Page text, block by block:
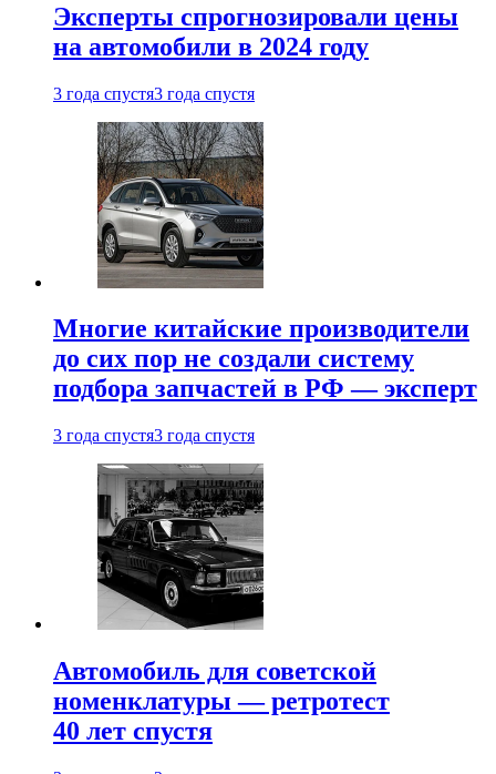
Эксперты спрогнозировали цены
на автомобили в 2024 году
3 года спустя3 года спустя
Многие китайские производители
до сих пор не создали систему
подбора запчастей в РФ — эксперт
3 года спустя3 года спустя
Автомобиль для советской
номенклатуры — ретротест
40 лет спустя